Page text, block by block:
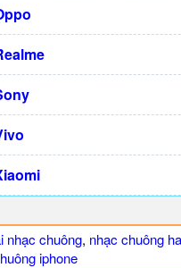
nhạc chuông, nhạc chuông
iphone